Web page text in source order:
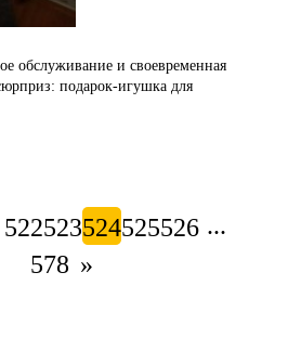
обслуживание и своевременная
подарок-игушка для
522523524525526 ...
578 »